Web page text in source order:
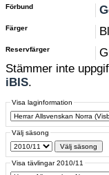
Förbund
Färger
Reservfärger
Stämmer inte
iBIS.
Visa laginformation
Välj säsong
Visa tävlingar 2010/11